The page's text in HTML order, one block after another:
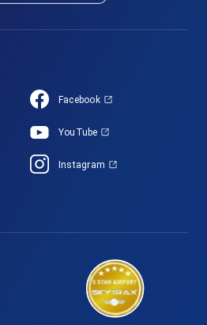
Facebook
YouTube
Instagram